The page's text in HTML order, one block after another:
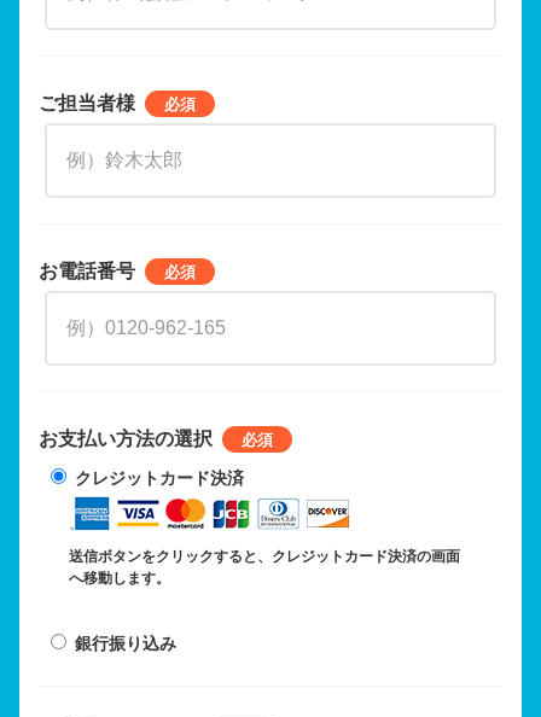
ご担当者様
お電話番号
お支払い方法の選択
クレジットカード決済
送信ボタンをクリックすると、クレジットカード決済の画面
へ移動します。
銀行振り込み